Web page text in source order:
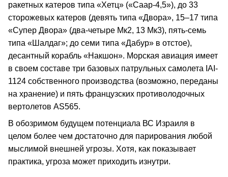
ракетных катеров типа «Хетц» («Саар-4,5»), до 33
сторожевых катеров (девять типа «Двора», 15–17 типа
«Супер Двора» (два-четыре Мк2, 13 Мк3), пять-семь
типа «Шалдаг»; до семи типа «Дабур» в отстое),
десантный корабль «Накшон». Морская авиация имеет
в своем составе три базовых патрульных самолета IAI-
1124 собственного производства (возможно, переданы
на хранение) и пять французских противолодочных
вертолетов AS565.
В обозримом будущем потенциала ВС Израиля в
целом более чем достаточно для парирования любой
мыслимой внешней угрозы. Хотя, как показывает
практика, угроза может приходить изнутри.